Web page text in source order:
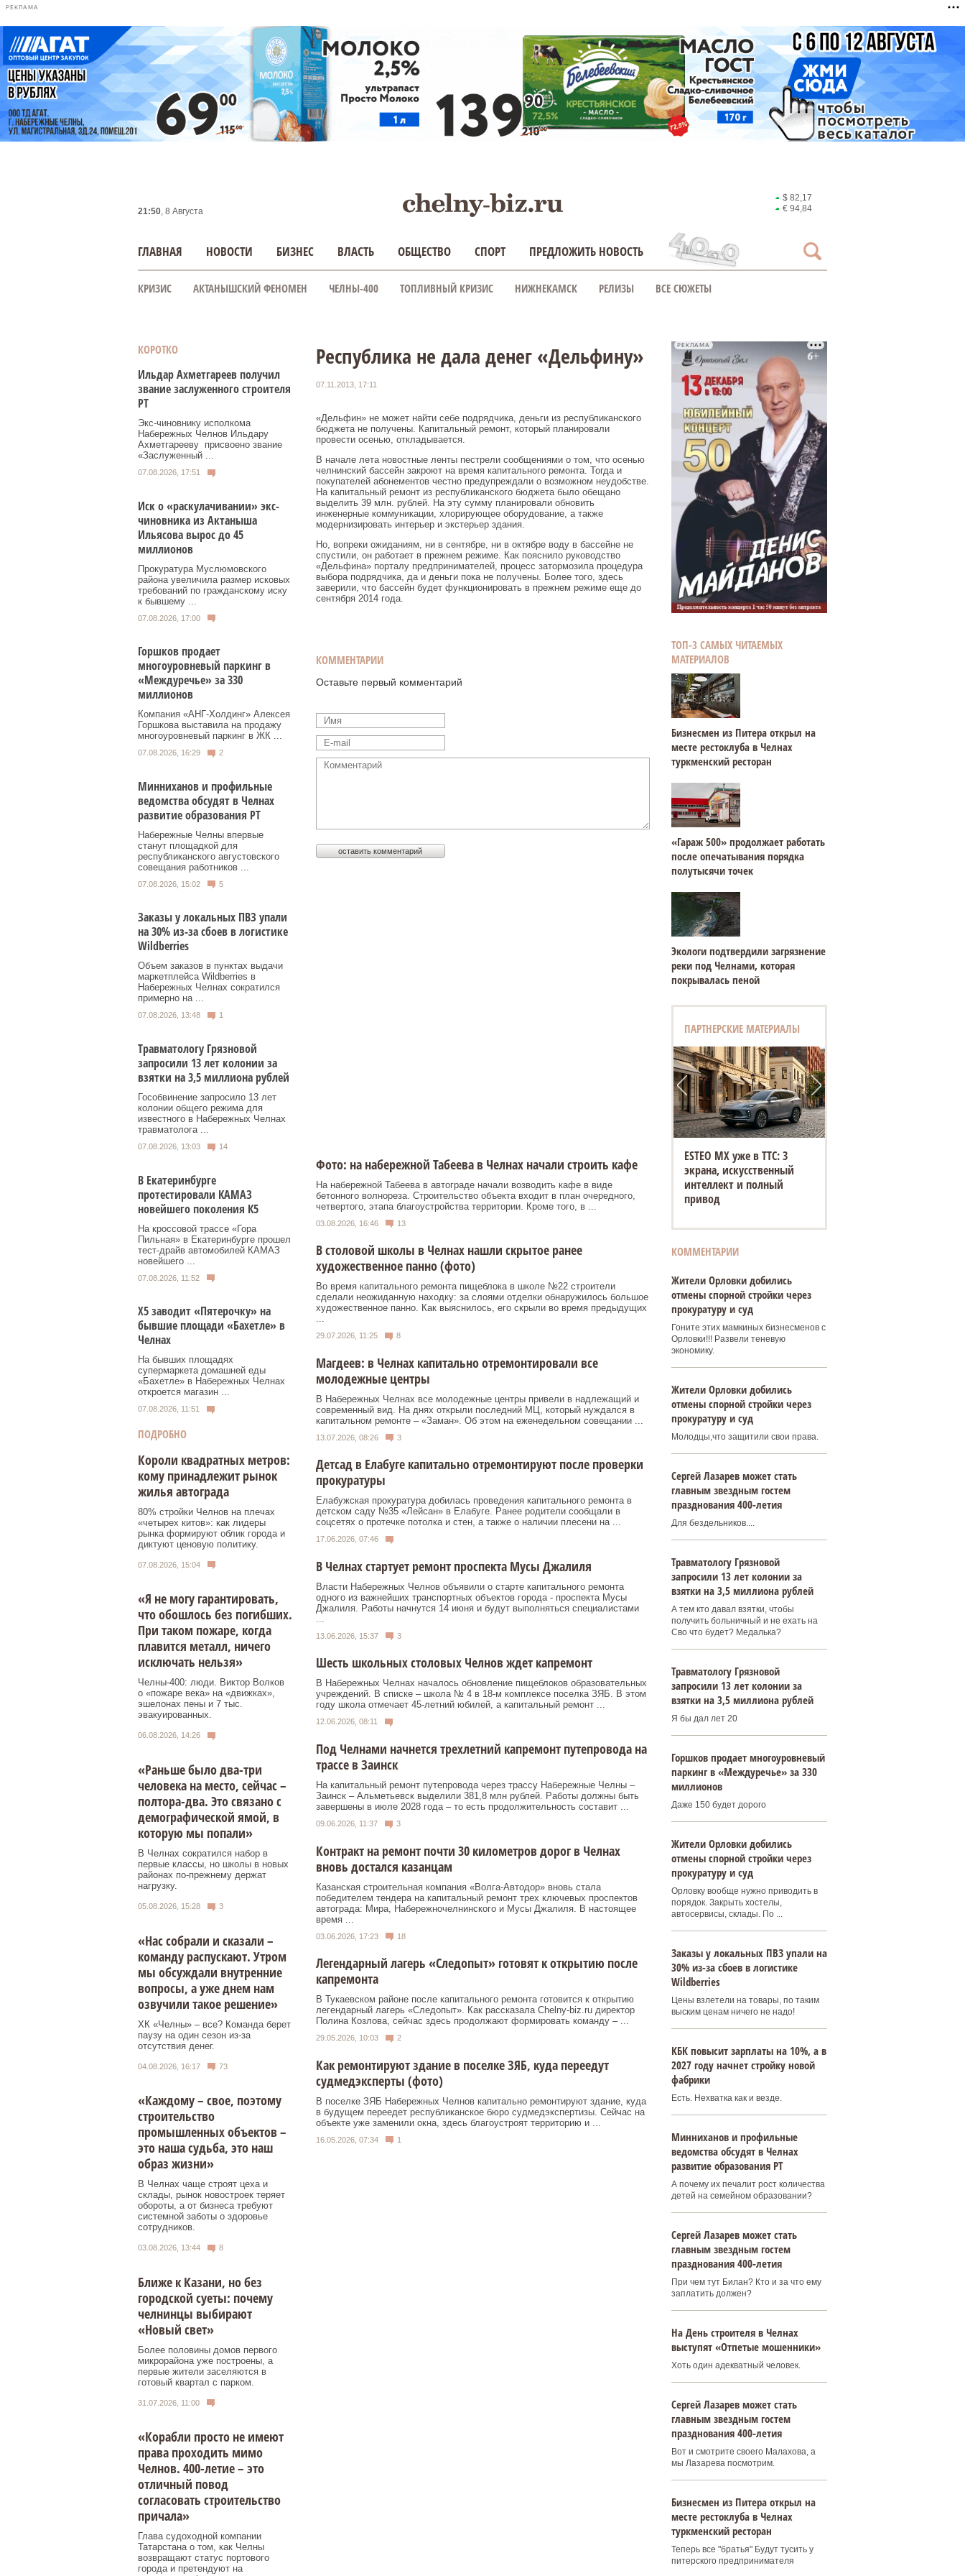
РЕКЛАМА
21:50, 8 Августа
$ 82,17
€ 94,84
ГЛАВНАЯ НОВОСТИ БИЗНЕС ВЛАСТЬ ОБЩЕСТВО СПОРТ ПРЕДЛОЖИТЬ НОВОСТЬ
КРИЗИС АКТАНЫШСКИЙ ФЕНОМЕН ЧЕЛНЫ-400 ТОПЛИВНЫЙ КРИЗИС НИЖНЕКАМСК РЕЛИЗЫ ВСЕ СЮЖЕТЫ
КОРОТКО
Ильдар Ахметгареев получил
звание заслуженного строителя
РТ
Экс‑чиновнику исполкома
Набережных Челнов Ильдару
Ахметгарееву присвоено звание
«Заслуженный ...
07.08.2026, 17:51
Иск о «раскулачивании» экс-
чиновника из Актаныша
Ильясова вырос до 45
миллионов
Прокуратура Муслюмовского
района увеличила размер исковых
требований по гражданскому иску
к бывшему ...
07.08.2026, 17:00
Горшков продает
многоуровневый паркинг в
«Междуречье» за 330
миллионов
Компания «АНГ-Холдинг» Алексея
Горшкова выставила на продажу
многоуровневый паркинг в ЖК ...
07.08.2026, 16:29 2
Минниханов и профильные
ведомства обсудят в Челнах
развитие образования РТ
Набережные Челны впервые
станут площадкой для
республиканского августовского
совещания работников ...
07.08.2026, 15:02 5
Заказы у локальных ПВЗ упали
на 30% из-за сбоев в логистике
Wildberries
Объем заказов в пунктах выдачи
маркетплейса Wildberries в
Набережных Челнах сократился
примерно на ...
07.08.2026, 13:48 1
Травматологу Грязновой
запросили 13 лет колонии за
взятки на 3,5 миллиона рублей
Гособвинение запросило 13 лет
колонии общего режима для
известного в Набережных Челнах
травматолога ...
07.08.2026, 13:03 14
В Екатеринбурге
протестировали КАМАЗ
новейшего поколения К5
На кроссовой трассе «Гора
Пильная» в Екатеринбурге прошел
тест-драйв автомобилей КАМАЗ
новейшего ...
07.08.2026, 11:52
Х5 заводит «Пятерочку» на
бывшие площади «Бахетле» в
Челнах
На бывших площадях
супермаркета домашней еды
«Бахетле» в Набережных Челнах
откроется магазин ...
07.08.2026, 11:51
ПОДРОБНО
Короли квадратных метров:
кому принадлежит рынок
жилья автограда
80% стройки Челнов на плечах
«четырех китов»: как лидеры
рынка формируют облик города и
диктуют ценовую политику.
07.08.2026, 15:04
«Я не могу гарантировать,
что обошлось без погибших.
При таком пожаре, когда
плавится металл, ничего
исключать нельзя»
Челны-400: люди. Виктор Волков
о «пожаре века» на «движках»,
эшелонах пены и 7 тыс.
эвакуированных.
06.08.2026, 14:26
«Раньше было два-три
человека на место, сейчас –
полтора-два. Это связано с
демографической ямой, в
которую мы попали»
В Челнах сократился набор в
первые классы, но школы в новых
районах по-прежнему держат
нагрузку.
05.08.2026, 15:28 3
«Нас собрали и сказали –
команду распускают. Утром
мы обсуждали внутренние
вопросы, а уже днем нам
озвучили такое решение»
ХК «Челны» – все? Команда берет
паузу на один сезон из-за
отсутствия денег.
04.08.2026, 16:17 73
«Каждому – свое, поэтому
строительство
промышленных объектов –
это наша судьба, это наш
образ жизни»
В Челнах чаще строят цеха и
склады, рынок новостроек теряет
обороты, а от бизнеса требуют
системной заботы о здоровье
сотрудников.
03.08.2026, 13:44 8
Ближе к Казани, но без
городской суеты: почему
челнинцы выбирают
«Новый свет»
Более половины домов первого
микрорайона уже построены, а
первые жители заселяются в
готовый квартал с парком.
31.07.2026, 11:00
«Корабли просто не имеют
права проходить мимо
Челнов. 400-летие – это
отличный повод
согласовать строительство
причала»
Глава судоходной компании
Татарстана о том, как Челны
возвращают статус портового
города и претендуют на
Республика не дала денег «Дельфину»
07.11.2013, 17:11
«Дельфин» не может найти себе подрядчика, деньги из республиканского
бюджета не получены. Капитальный ремонт, который планировали
провести осенью, откладывается.
В начале лета новостные ленты пестрели сообщениями о том, что осенью
челнинский бассейн закроют на время капитального ремонта. Тогда и
покупателей абонементов честно предупреждали о возможном неудобстве.
На капитальный ремонт из республиканского бюджета было обещано
выделить 39 млн. рублей. На эту сумму планировали обновить
инженерные коммуникации, хлорирующее оборудование, а также
модернизировать интерьер и экстерьер здания.
Но, вопреки ожиданиям, ни в сентябре, ни в октябре воду в бассейне не
спустили, он работает в прежнем режиме. Как пояснило руководство
«Дельфина» порталу предпринимателей, процесс затормозила процедура
выбора подрядчика, да и деньги пока не получены. Более того, здесь
заверили, что бассейн будет функционировать в прежнем режиме еще до
сентября 2014 года.
КОММЕНТАРИИ
Оставьте первый комментарий
Фото: на набережной Табеева в Челнах начали строить кафе
На набережной Табеева в автограде начали возводить кафе в виде
бетонного волнореза. Строительство объекта входит в план очередного,
четвертого, этапа благоустройства территории. Кроме того, в ...
03.08.2026, 16:46 13
В столовой школы в Челнах нашли скрытое ранее
художественное панно (фото)
Во время капитального ремонта пищеблока в школе №22 строители
сделали неожиданную находку: за слоями отделки обнаружилось большое
художественное панно. Как выяснилось, его скрыли во время предыдущих
...
29.07.2026, 11:25 8
Магдеев: в Челнах капитально отремонтировали все
молодежные центры
В Набережных Челнах все молодежные центры привели в надлежащий и
современный вид. На днях открыли последний МЦ, который нуждался в
капитальном ремонте – «Заман». Об этом на еженедельном совещании ...
13.07.2026, 08:26 3
Детсад в Елабуге капитально отремонтируют после проверки
прокуратуры
Елабужская прокуратура добилась проведения капитального ремонта в
детском саду №35 «Лейсан» в Елабуге. Ранее родители сообщали в
соцсетях о протечке потолка и стен, а также о наличии плесени на ...
17.06.2026, 07:46
В Челнах стартует ремонт проспекта Мусы Джалиля
Власти Набережных Челнов объявили о старте капитального ремонта
одного из важнейших транспортных объектов города - проспекта Мусы
Джалиля. Работы начнутся 14 июня и будут выполняться специалистами
13.06.2026, 15:37 3
Шесть школьных столовых Челнов ждет капремонт
В Набережных Челнах началось обновление пищеблоков образовательных
учреждений. В списке – школа № 4 в 18‑м комплексе поселка ЗЯБ. В этом
году школа отмечает 45‑летний юбилей, а капитальный ремонт ...
12.06.2026, 08:11
Под Челнами начнется трехлетний капремонт путепровода на
трассе в Заинск
На капитальный ремонт путепровода через трассу Набережные Челны –
Заинск – Альметьевск выделили 381,8 млн рублей. Работы должны быть
завершены в июле 2028 года – то есть продолжительность составит ...
09.06.2026, 11:37 3
Контракт на ремонт почти 30 километров дорог в Челнах
вновь достался казанцам
Казанская строительная компания «Волга‑Автодор» вновь стала
победителем тендера на капитальный ремонт трех ключевых проспектов
автограда: Мира, Набережночелнинского и Мусы Джалиля. В настоящее
время ...
03.06.2026, 17:23 18
Легендарный лагерь «Следопыт» готовят к открытию после
капремонта
В Тукаевском районе после капитального ремонта готовится к открытию
легендарный лагерь «Следопыт». Как рассказала Chelny-biz.ru директор
Полина Козлова, сейчас здесь продолжают формировать команду – ...
29.05.2026, 10:03 2
Как ремонтируют здание в поселке ЗЯБ, куда переедут
судмедэксперты (фото)
В поселке ЗЯБ Набережных Челнов капитально ремонтируют здание, куда
в будущем переедет республиканское бюро судмедэкспертизы. Сейчас на
объекте уже заменили окна, здесь благоустроят территорию и ...
16.05.2026, 07:34 1
РЕКЛАМА
ТОП-3 САМЫХ ЧИТАЕМЫХ
МАТЕРИАЛОВ
Бизнесмен из Питера открыл на
месте рестоклуба в Челнах
туркменский ресторан
«Гараж 500» продолжает работать
после опечатывания порядка
полутысячи точек
Экологи подтвердили загрязнение
реки под Челнами, которая
покрывалась пеной
ПАРТНЕРСКИЕ МАТЕРИАЛЫ
ESTEO MX уже в ТТС: 3
экрана, искусственный
интеллект и полный
привод
КОММЕНТАРИИ
Жители Орловки добились
отмены спорной стройки через
прокуратуру и суд
Гоните этих мамкиных бизнесменов с
Орловки!!! Развели теневую
экономику.
Жители Орловки добились
отмены спорной стройки через
прокуратуру и суд
Молодцы,что защитили свои права.
Сергей Лазарев может стать
главным звездным гостем
празднования 400‑летия
Для бездельников....
Травматологу Грязновой
запросили 13 лет колонии за
взятки на 3,5 миллиона рублей
А тем кто давал взятки, чтобы
получить больничный и не ехать на
Сво что будет? Медалька?
Травматологу Грязновой
запросили 13 лет колонии за
взятки на 3,5 миллиона рублей
Я бы дал лет 20
Горшков продает многоуровневый
паркинг в «Междуречье» за 330
миллионов
Даже 150 будет дорого
Жители Орловки добились
отмены спорной стройки через
прокуратуру и суд
Орловку вообще нужно приводить в
порядок. Закрыть хостелы,
автосервисы, склады. По ...
Заказы у локальных ПВЗ упали на
30% из-за сбоев в логистике
Wildberries
Цены взлетели на товары, по таким
выским ценам ничего не надо!
КБК повысит зарплаты на 10%, а в
2027 году начнет стройку новой
фабрики
Есть. Нехватка как и везде.
Минниханов и профильные
ведомства обсудят в Челнах
развитие образования РТ
А почему их печалит рост количества
детей на семейном образовании?
Сергей Лазарев может стать
главным звездным гостем
празднования 400‑летия
При чем тут Билан? Кто и за что ему
заплатить должен?
На День строителя в Челнах
выступят «Отпетые мошенники»
Хоть один адекватный человек.
Сергей Лазарев может стать
главным звездным гостем
празднования 400‑летия
Вот и смотрите своего Малахова, а
мы Лазарева посмотрим.
Бизнесмен из Питера открыл на
месте рестоклуба в Челнах
туркменский ресторан
Теперь все "братья" Будут тусить у
питерского предпринимателя